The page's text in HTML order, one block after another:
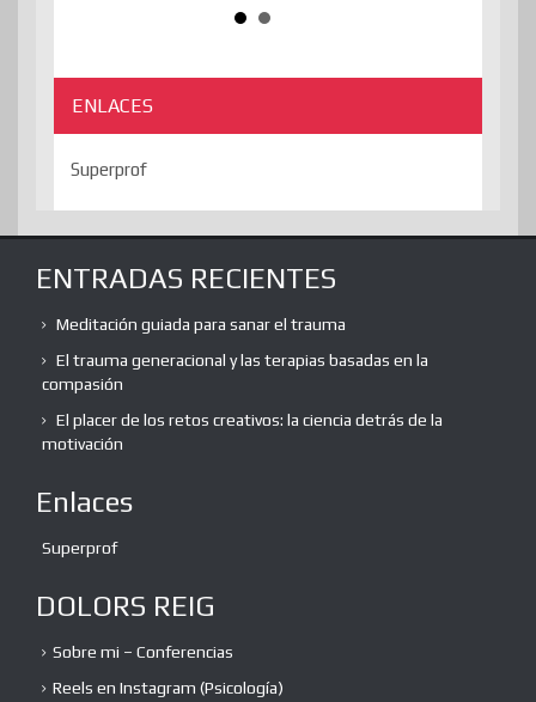
ENLACES
Superprof
ENTRADAS RECIENTES
Meditación guiada para sanar el trauma
El trauma generacional y las terapias basadas en la
compasión
El placer de los retos creativos: la ciencia detrás de la
motivación
Enlaces
Superprof
DOLORS REIG
Sobre mi – Conferencias
Reels en Instagram (Psicología)